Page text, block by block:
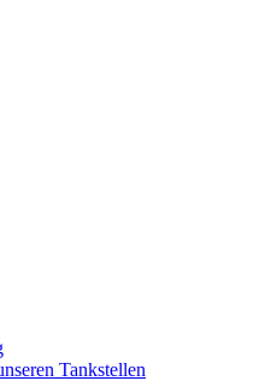
Tankstellen